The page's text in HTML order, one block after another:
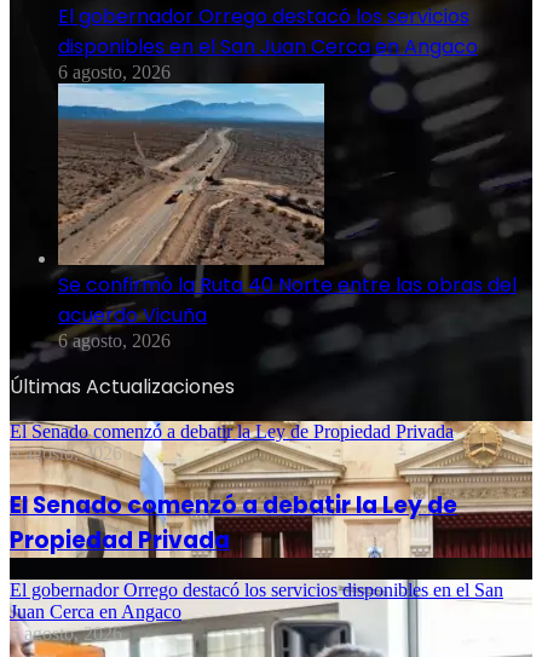
El gobernador Orrego destacó los servicios
disponibles en el San Juan Cerca en Angaco
6 agosto, 2026
Se confirmó la Ruta 40 Norte entre las obras del
acuerdo Vicuña
6 agosto, 2026
Últimas Actualizaciones
El Senado comenzó a debatir la Ley de Propiedad Privada
6 agosto, 2026
El Senado comenzó a debatir la Ley de
Propiedad Privada
El gobernador Orrego destacó los servicios disponibles en el San
Juan Cerca en Angaco
6 agosto, 2026